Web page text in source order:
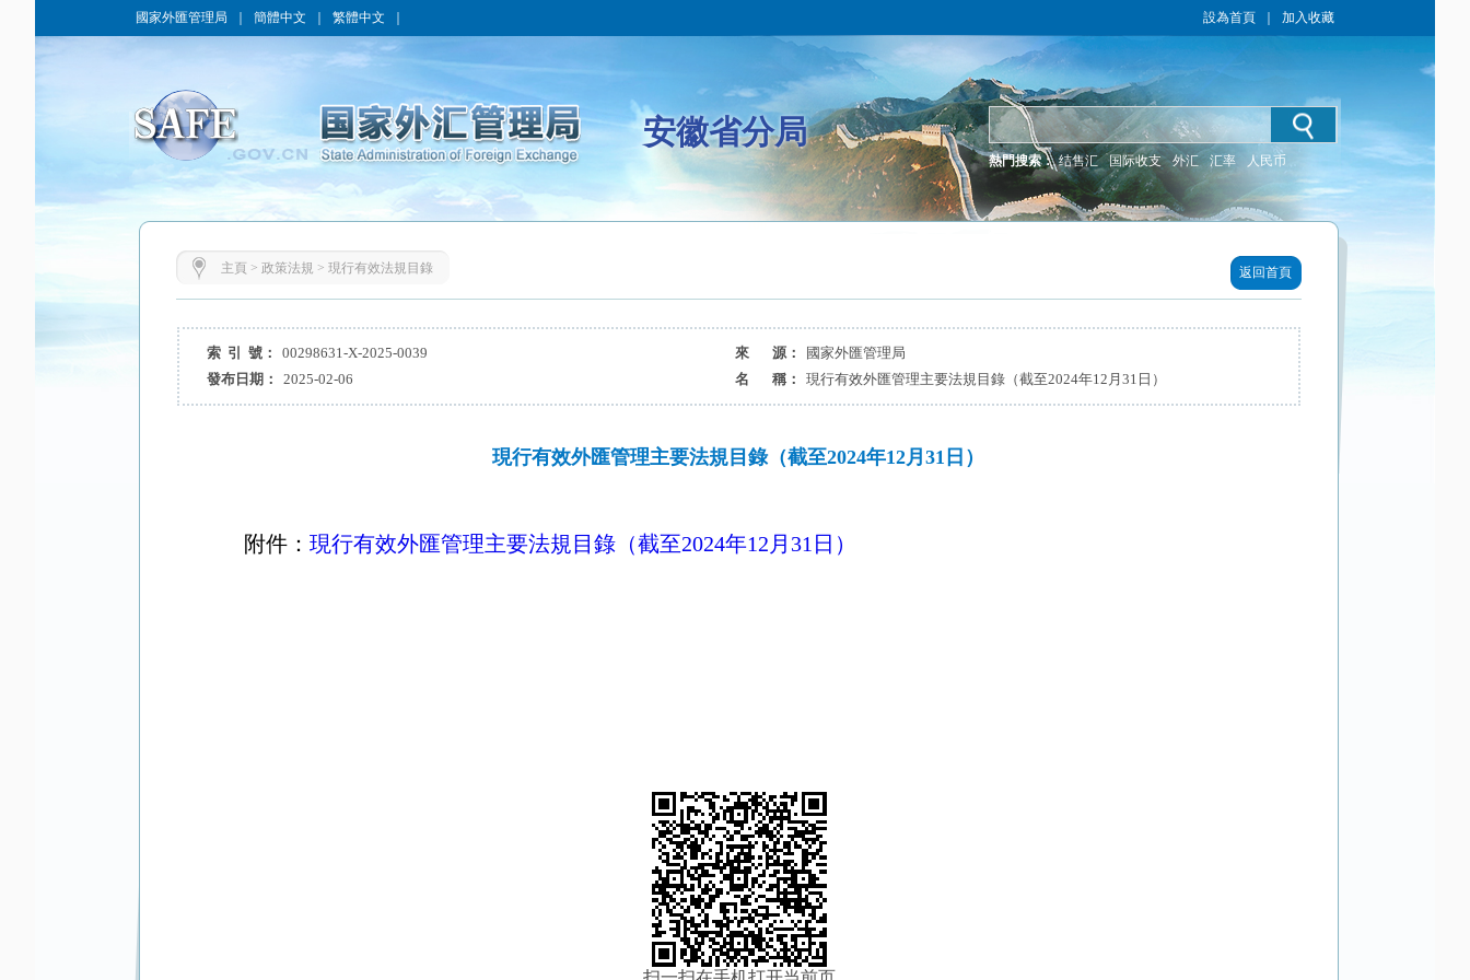
國家外匯管理局 簡體中文 繁體中文 設為首頁 加入收藏
安徽省分局
熱門搜索： 结售汇 国际收支 外汇 汇率 人民币
主頁 > 政策法規 > 現行有效法規目錄 返回首頁
索 引 號： 00298631-X-2025-0039 來 源：
國家外匯管理局
發布日期：
2025-02-06 名 稱： 現行有效外匯管理主要法規目錄（截至2024年12月31日）
現行有效外匯管理主要法規目錄（截至2024年12月31日）
附件： 現行有效外匯管理主要法規目錄（截至2024年12月31日）